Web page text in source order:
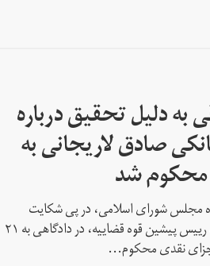
دلیل تحقیق درباره
صادق لاریجانی به
مجلس شورای اسلامی، در پی شکایت
صادق آملی لاریجانی، رییس پیشین قوه قضاییه، در دادگاهی به ۲۱